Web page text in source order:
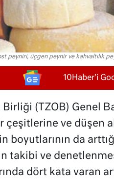
peyniri, üçgen peynir ve kahvaltılık
10Haber'i
Birliği (TZOB) Genel
çeşitlerine ve düşen
boyutlarının da
takibi ve
dört kata varan